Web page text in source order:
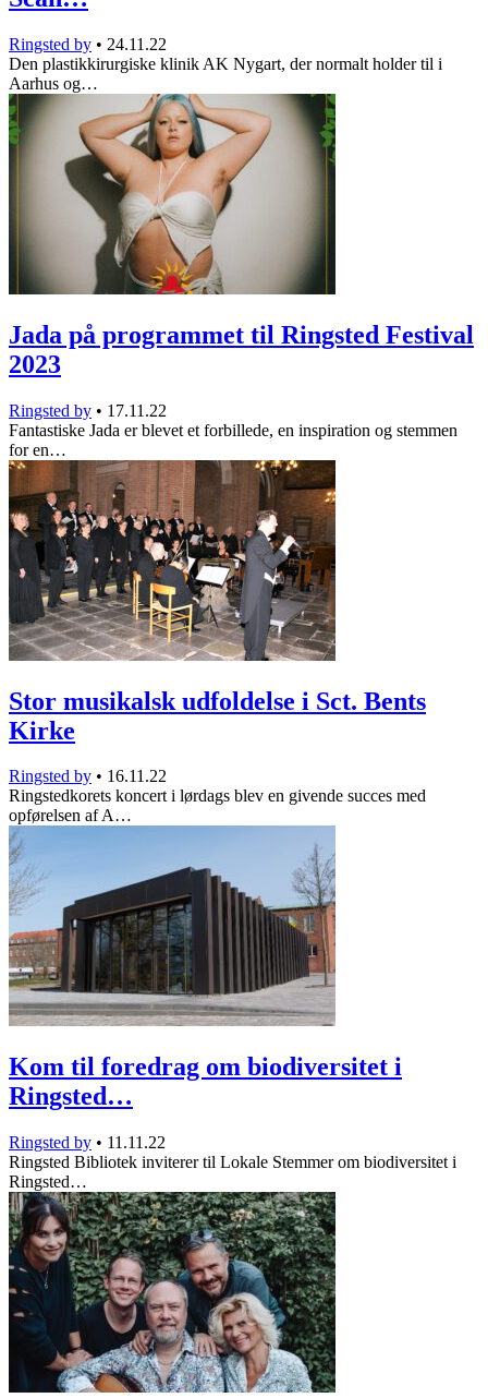
Ringsted by • 24.11.22
Den plastikkirurgiske klinik AK Nygart, der normalt holder til i
Aarhus og…
Jada på programmet til Ringsted Festival
2023
Ringsted by • 17.11.22
Fantastiske Jada er blevet et forbillede, en inspiration og stemmen
for en…
Stor musikalsk udfoldelse i Sct. Bents
Kirke
Ringsted by • 16.11.22
Ringstedkorets koncert i lørdags blev en givende succes med
opførelsen af A…
Kom til foredrag om biodiversitet i
Ringsted…
Ringsted by • 11.11.22
Ringsted Bibliotek inviterer til Lokale Stemmer om biodiversitet i
Ringsted…